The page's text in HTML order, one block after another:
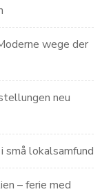
wege der
neu
lokalsamfund
– ferie med